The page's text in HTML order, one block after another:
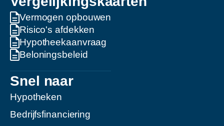
Vermogen opbouwen
Risico's afdekken
Hypotheekaanvraag
Beloningsbeleid
Snel naar
Hypotheken
Bedrijfsfinanciering